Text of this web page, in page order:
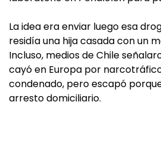
La idea era enviar luego esa
residía una hija casada con un
Incluso, medios de Chile
cayó en Europa por
condenado, pero escapó
arresto domiciliario.